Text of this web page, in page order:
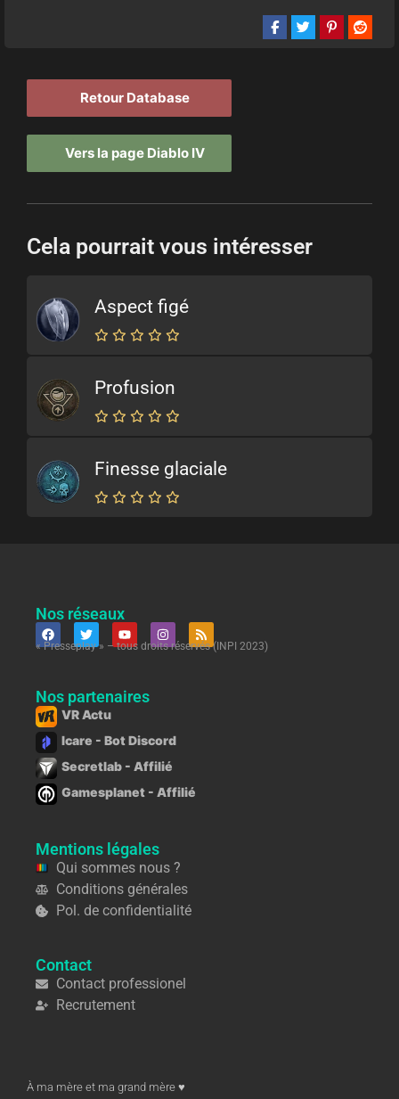
Retour Database
Vers la page Diablo IV
Cela pourrait vous intéresser
Aspect figé
Profusion
Finesse glaciale
Nos réseaux
« Presseplay » – tous droits réservés (INPI 2023)
Nos partenaires
VR Actu
Icare - Bot Discord
Secretlab - Affilié
Gamesplanet - Affilié
Mentions légales
Qui sommes nous ?
Conditions générales
Pol. de confidentialité
Contact
Contact professionel
Recrutement
À ma mère et ma grand mère ♥︎